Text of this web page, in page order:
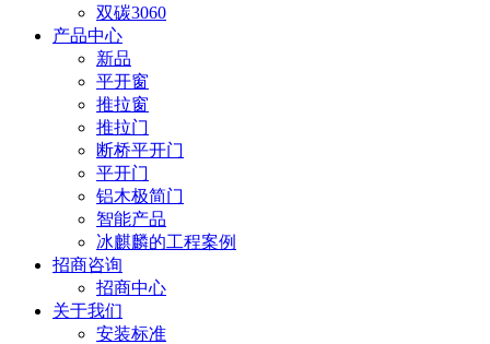
双碳3060
产品中心
新品
平开窗
推拉窗
推拉门
断桥平开门
平开门
铝木极简门
智能产品
冰麒麟的工程案例
招商咨询
招商中心
关于我们
安装标准